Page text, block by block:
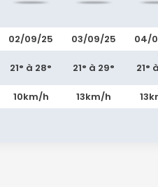
02/09/25
21° à 28°
10km/h
03/09/25
21° à 29°
13km/h
04/
21°